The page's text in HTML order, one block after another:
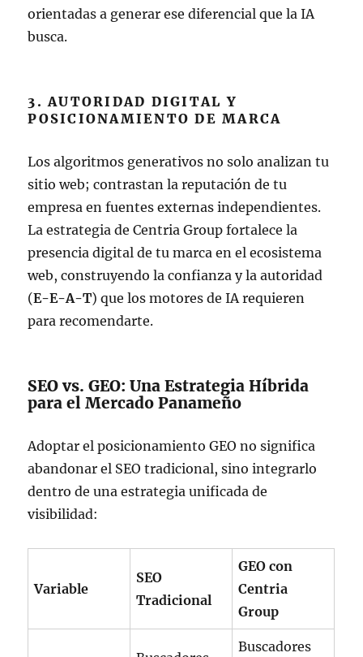
orientadas a generar ese diferencial que la IA
busca.
3. AUTORIDAD DIGITAL Y
POSICIONAMIENTO DE MARCA
Los algoritmos generativos no solo analizan tu
sitio web; contrastan la reputación de tu
empresa en fuentes externas independientes.
La estrategia de Centria Group fortalece la
presencia digital de tu marca en el ecosistema
web, construyendo la confianza y la autoridad
(E-E-A-T) que los motores de IA requieren
para recomendarte.
SEO vs. GEO: Una Estrategia Híbrida
para el Mercado Panameño
Adoptar el posicionamiento GEO no significa
abandonar el SEO tradicional, sino integrarlo
dentro de una estrategia unificada de
visibilidad:
Variable
SEO
Tradicional
GEO con
Centria
Group
Buscadores